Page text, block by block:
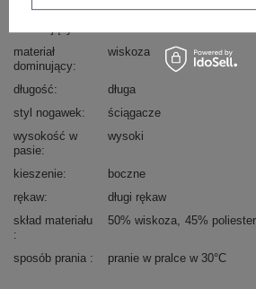
wzór
gładki
materiał
dominujący
wiskoza
długość
długa
styl nogawek
ściągacze
wysokość w
pasie
wysoki
kieszenie
boczne
rękaw
długi rękaw
skład materiału
50% wiskoza 45% poliester
sposób prania pranie w pralce w 30°C